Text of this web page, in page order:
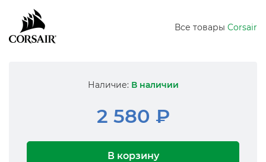
Все товары Corsair
Наличие: В наличии
2 580 ₽
В корзину